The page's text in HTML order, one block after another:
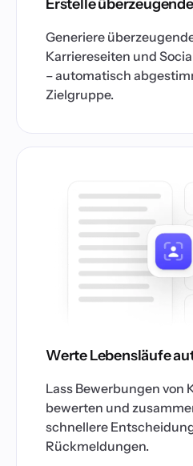
Erstelle
Generiere
Karriereseiten und
– automatisch
Zielgruppe.
Werte Lebensläufe
Lass Bewerbungen von
bewerten und
schnellere
Rückmeldungen.